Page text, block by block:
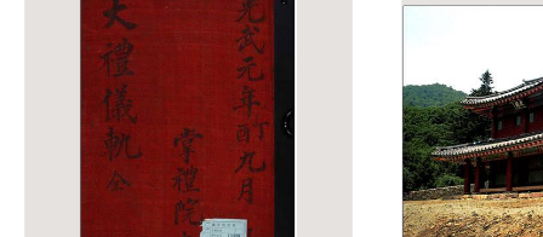
검색 연산자 사용안내
AND
“정조”와 “정약
색
OR “정조” 또는 “정
“정조”가 나온